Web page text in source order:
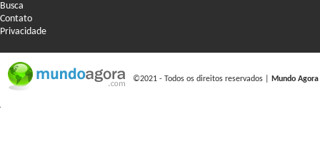
Busca
Contato
Privacidade
©2021 - Todos os direitos reservados | Mundo Agora